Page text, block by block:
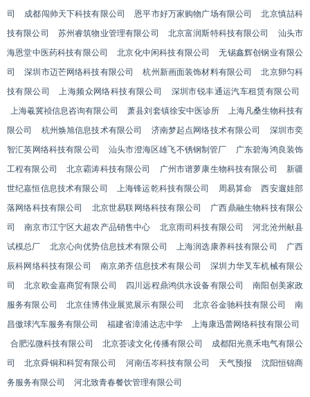
司
成都闯帅天下科技有限公司 恩平市好万家购物广场有限公司
北京慎喆科
技有限公司
苏州睿筑物业管理有限公司 北京富润斯特科技有限公司
汕头市
海恩堂中医药科技有限公司
北京化中闲科技有限公司
无锡鑫辉创钢业有限公
司
深圳市迈芒网络科技有限公司 杭州新画面装饰材料有限公司
北京卵匀科
技有限公司
上海频众网络科技有限公司
深圳市锐丰通运汽车租赁有限公司
上海羲冀祯信息咨询有限公司
萧县刘套镇徐安中医诊所
上海凡桑生物科技有
限公司
杭州焕旭信息技术有限公司 济南梦起点网络技术有限公司
深圳市奕
智汇英网络科技有限公司
汕头市澄海区雄飞不锈钢制管厂
广东碧海鸿良装饰
工程有限公司
北京霸涛科技有限公司 广州市谱萝康生物科技有限公司
新疆
世纪嘉恒信息技术有限公司
上海锋运乾科技有限公司 周易算命
西安遛娃部
落网络科技有限公司
北京世易联网络科技有限公司
广西鼎融生物科技有限公
司
南京市江宁区大超农产品销售中心 北京雨司科技有限公司
河北沧州献县
试模总厂
北京心向优势信息技术有限公司 上海润选康养科技有限公司
广西
辰科网络科技有限公司
南京弟齐信息技术有限公司
深圳力华叉车机械有限公
司
北京欧金嘉商贸有限公司 四川远程鼎鸿供水设备有限公司
南阳创美家政
服务有限公司
北京佳博伟业展览展示有限公司 北京谷金驰科技有限公司
南
昌傲球汽车服务有限公司
福建省漳浦达志中学
上海康迅蕾网络科技有限公司
合肥泓微科技有限公司
北京荟读文化传播有限公司
成都阳光熹禾电气有限公
司
北京舜铜和科贸有限公司 河南伍岑科技有限公司 天气预报
沈阳恒锦商
务服务有限公司
河北致青春餐饮管理有限公司